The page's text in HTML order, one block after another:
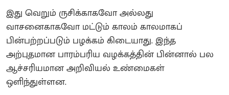
இது வெறும் ருசிக்காகவோ அல்லது
வாசனைகாகவோ மட்டும் காலம் காலமாகப்
பின்பற்றப்படும் பழக்கம் கிடையாது. இந்த
அற்புதமான பாரம்பரிய வழக்கத்தின் பின்னால் பல
ஆச்சரியமான அறிவியல் உண்மைகள்
ஒளிந்துள்ளன.